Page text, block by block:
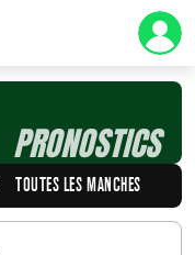
PRONOSTICS
TOUTES LES MANCHES